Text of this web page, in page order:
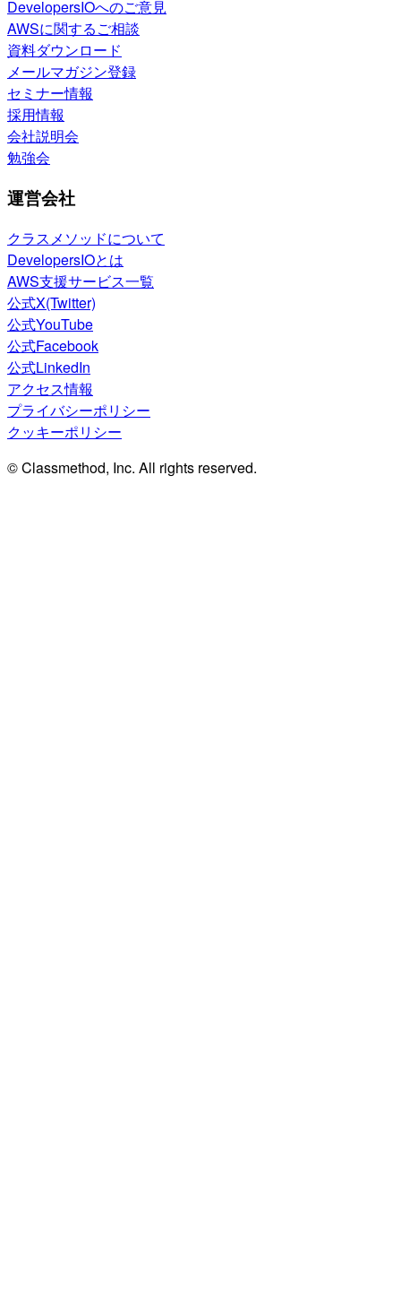
DevelopersIOへのご意見
AWSに関するご相談
資料ダウンロード
メールマガジン登録
セミナー情報
採用情報
会社説明会
勉強会
運営会社
クラスメソッドについて
DevelopersIOとは
AWS支援サービス一覧
公式X(Twitter)
公式YouTube
公式Facebook
公式LinkedIn
アクセス情報
プライバシーポリシー
クッキーポリシー
© Classmethod, Inc. All rights reserved.